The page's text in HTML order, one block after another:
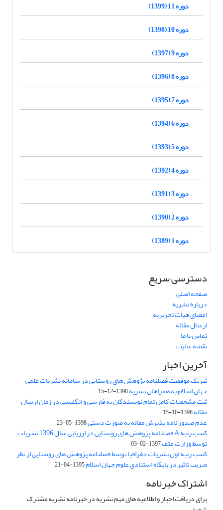
دوره 11 (1399)
دوره 10 (1398)
دوره 9 (1397)
دوره 8 (1396)
دوره 7 (1395)
دوره 6 (1394)
دوره 5 (1393)
دوره 4 (1392)
دوره 3 (1391)
دوره 2 (1390)
دوره 1 (1389)
دسترسی سریع
صفحه اصلی
درباره نشریه
اعضای هیات تحریریه
ارسال مقاله
تماس با ما
نقشه سایت
آخرین اخبار
تبریک موفقیت فصلنامه پژوهش های روستایی در سامانه نشریات علمی
جهان اسلام به همراهان نشریه1398-12-15
ثبت مشخصات کامل تمام نویسندگان به فارسی و انگلیسی در زمان ارسال
مقاله1398-10-15
عدم صدور نامه پذیرش مقاله به صورت دستی1398-05-23
کسب رتبه A فصلنامه پژوهش های روستایی در ارزیابی سال 1396 نشریات
توسط وزارت عتف1397-02-03
کسب رتبه اول نشریات جغرافیا توسط فصلنامه پژوهش های روستایی از نظر
ضریب تاثیر در پایگاه استنادی علوم جهان اسلام1395-04-21
اشتراک خبرنامه
برای دریافت اخبار و اطلاعیه های مهم نشریه در خبرنامه نشریه مشترک